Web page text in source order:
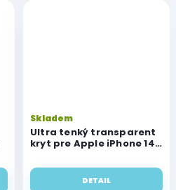
Ultra tenký transparent
kryt pre Apple iPhone 14
Skladem
DETAIL